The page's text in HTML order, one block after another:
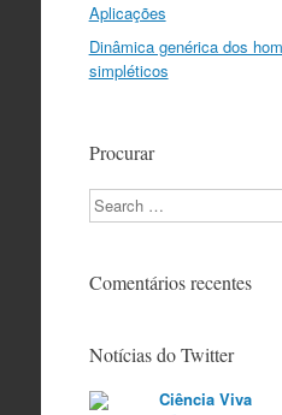
Aplicações
Dinâmica genérica dos
simpléticos
Procurar
Search
Comentários recentes
Notícias do Twitter
Ciência Viva